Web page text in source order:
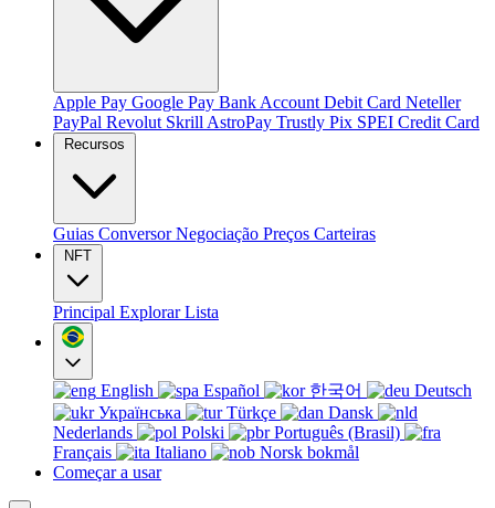
Apple Pay Google Pay Bank Account Debit Card Neteller
PayPal Revolut Skrill AstroPay Trustly Pix SPEI Credit Card
Recursos
Guias ConversorNegociação Preços Carteiras
NFT
Principal ExplorarLista
English Español 한국어
Deutsch
Українська
Türkçe
Dansk
Nederlands
Polski
Português (Brasil)
Français
Italiano
Norsk bokmål
Começar a usar